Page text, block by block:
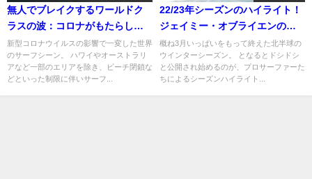
無人でブレイクするワールドク
ラスの波：コロナがもたらした
レアな光景
新型コロナウイルスの影響で一変した世界
のサーフシーン。 ハワイやオーストラリ
アなど一部のエリアを除き、ビーチ閉鎖な
どといった制限に伴いサーフ...
22/23年シーズンのハイライト！
ジェイミー・オブライエンのト
ップ10バレル動画
概ね3月いっぱいをもって終えた北半球の
ウインターシーズン。 となるとドシドシ
と公開され始めるのが、プロサーファーた
ちによるシーズンハイライト...